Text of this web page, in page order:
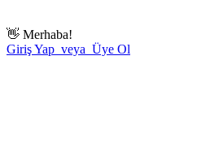
👋 Merhaba!
Giriş Yap veya Üye Ol